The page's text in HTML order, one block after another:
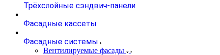
Трёхслойные сэндвич-панели
Фасадные кассеты
Фасадные системы
Вентилируемые фасады